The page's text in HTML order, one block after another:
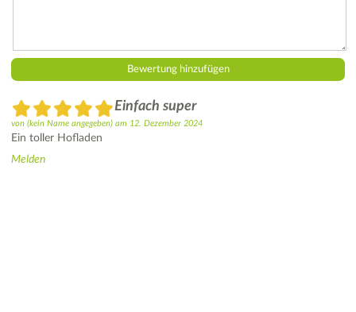
Einfach super
von (kein Name angegeben) am 12. Dezember 2024
Ein toller Hofladen
Melden